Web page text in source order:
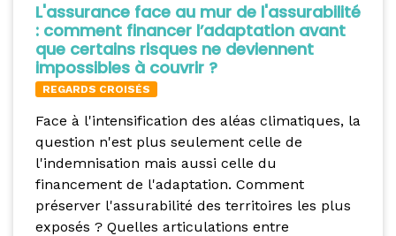
L'assurance face au mur de l'assurabilité
: comment financer l’adaptation avant
que certains risques ne deviennent
impossibles à couvrir ?
REGARDS CROISÉS
Face à l'intensification des aléas climatiques, la
question n'est plus seulement celle de
l'indemnisation mais aussi celle du
financement de l'adaptation. Comment
préserver l'assurabilité des territoires les plus
exposés ? Quelles articulations entre